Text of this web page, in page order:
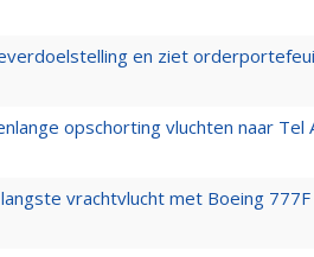
en ziet
opschorting vluchten naar Tel
vrachtvlucht met Boeing